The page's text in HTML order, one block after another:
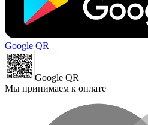
Google QR
Google QR
Мы принимаем к оплате